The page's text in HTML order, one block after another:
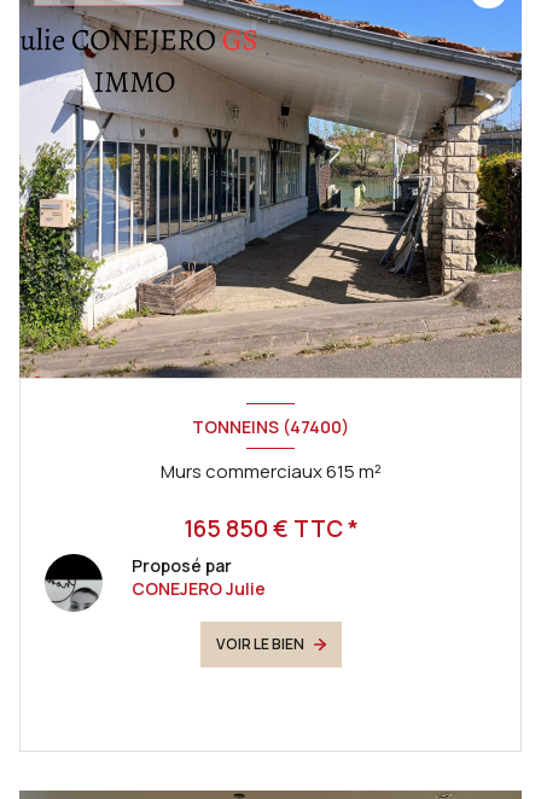
TONNEINS (47400)
Murs commerciaux 615 m²
165 850 € TTC *
Proposé par
CONEJERO Julie
VOIR LE BIEN